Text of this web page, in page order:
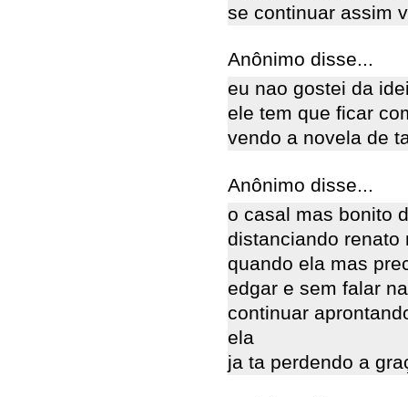
se continuar assim
Anônimo disse...
eu nao gostei da
ele tem que ficar
vendo a novela de
Anônimo disse...
o casal mas bonito
distanciando renato
quando ela mas
edgar e sem falar
continuar
ela
ja ta perdendo a